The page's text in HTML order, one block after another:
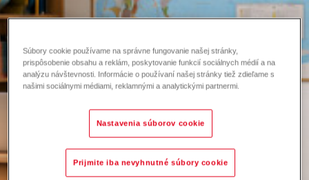
Súbory cookie používame na správne fungovanie našej stránky,
prispôsobenie obsahu a reklám, poskytovanie funkcií sociálnych médií a na
analýzu návštevnosti. Informácie o používaní našej stránky tiež zdieľame s
našimi sociálnymi médiami, reklamnými a analytickými partnermi.
Nastavenia súborov cookie
Prijmite iba nevyhnutné súbory cookie